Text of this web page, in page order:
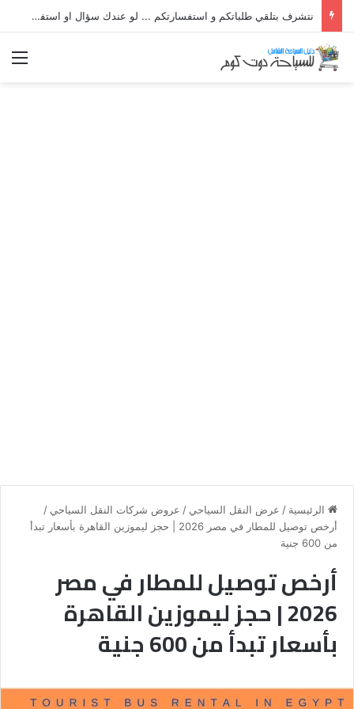
نتشرف بتلقي طلباتكم و استفسارتكم ... لو عندك سؤال او استفسار ماتدرددش فى طلب المساعدة
الرئيسية / عرض النقل السياحي / عروض شركات النقل السياحي /
أرخص توصيل للمطار في مصر 2026 | حجز ليموزين القاهرة بأسعار تبدأ
من 600 جنية
أرخص توصيل للمطار في مصر
2026 | حجز ليموزين القاهرة
بأسعار تبدأ من 600 جنية